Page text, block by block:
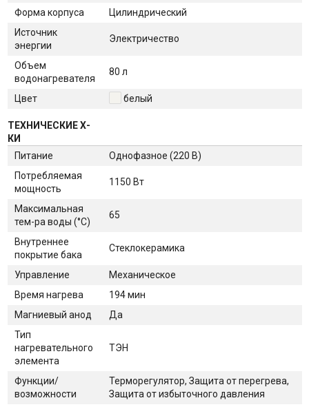
Форма корпуса
Цилиндрический
Источник
энергии
Электричество
Объем
водонагревателя
80 л
Цвет белый
ТЕХНИЧЕСКИЕ Х-
КИ
Питание
Однофазное (220 В)
Потребляемая
мощность
1150 Вт
Максимальная
тем-ра воды (°C)
65
Внутреннее
покрытие бака
Стеклокерамика
Управление
Механическое
Время нагрева
194 мин
Магниевый анод
Да
Тип
нагревательного
элемента
ТЭН
Функции/
возможности
Терморегулятор, Защита от перегрева,
Защита от избыточного давления